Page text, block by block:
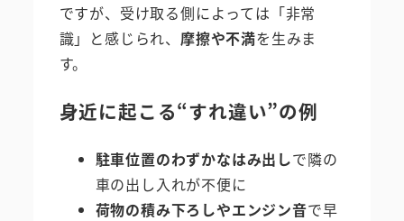
ですが、受け取る側によっては「非常
識」と感じられ、 摩擦や不満を生みま
す。
身近に起こる“すれ違い”の例
駐車位置のわずかなはみ出しで隣の
車の出し入れが不便に
荷物の積み下ろしやエンジン音で早